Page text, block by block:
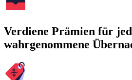
Verdiene Prämien für
wahrgenommene